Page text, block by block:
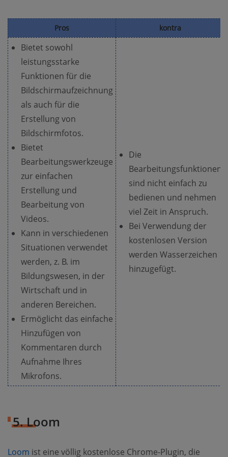
Pros kontra
Bietet sowohl
leistungsstarke
Funktionen für die
Bildschirmaufzeichnung
als auch für die
Erstellung von
Bildschirmfotos.
Bietet
Bearbeitungswerkzeuge
zur einfachen
Erstellung und
Bearbeitung von
Videos.
Kann in verschiedenen
Situationen verwendet
werden, z. B. im
Bildungswesen, in der
Wirtschaft und in
anderen Bereichen.
Ermöglicht das einfache
Hinzufügen von
Kommentaren durch
Aufnahme Ihres
Mikrofons.
Die
Bearbeitungsfunktionen
sind nicht einfach zu
bedienen und nehmen
viel Zeit in Anspruch.
Bei Verwendung der
kostenlosen Version
werden Wasserzeichen
hinzugefügt.
5. Loom
Loom ist eine völlig kostenlose Chrome-Plugin, die